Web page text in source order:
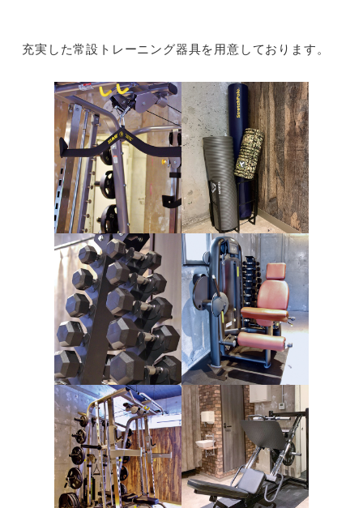
充実した常設トレーニング器具を用意しております。